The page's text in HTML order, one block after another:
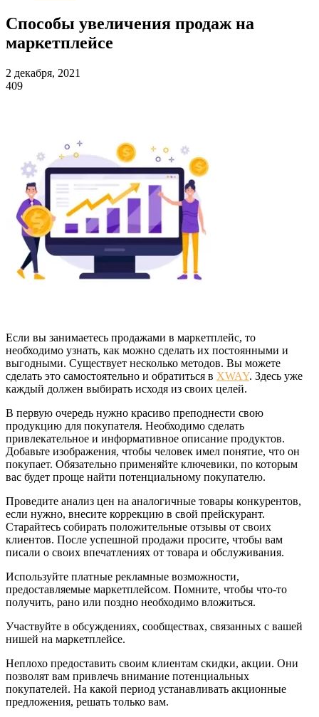
Способы увеличения продаж на
маркетплейсе
2 декабря, 2021
409
Если вы занимаетесь продажами в маркетплейс, то
необходимо узнать, как можно сделать их постоянными и
выгодными. Существует несколько методов. Вы можете
сделать это самостоятельно и обратиться в XWAY. Здесь уже
каждый должен выбирать исходя из своих целей.
В первую очередь нужно красиво преподнести свою
продукцию для покупателя. Необходимо сделать
привлекательное и информативное описание продуктов.
Добавьте изображения, чтобы человек имел понятие, что он
покупает. Обязательно применяйте ключевики, по которым
вас будет проще найти потенциальному покупателю.
Проведите анализ цен на аналогичные товары конкурентов,
если нужно, внесите коррекцию в свой прейскурант.
Старайтесь собирать положительные отзывы от своих
клиентов. После успешной продажи просите, чтобы вам
писали о своих впечатлениях от товара и обслуживания.
Используйте платные рекламные возможности,
предоставляемые маркетплейсом. Помните, чтобы что-то
получить, рано или поздно необходимо вложиться.
Участвуйте в обсуждениях, сообществах, связанных с вашей
нишей на маркетплейсе.
Неплохо предоставить своим клиентам скидки, акции. Они
позволят вам привлечь внимание потенциальных
покупателей. На какой период устанавливать акционные
предложения, решать только вам.